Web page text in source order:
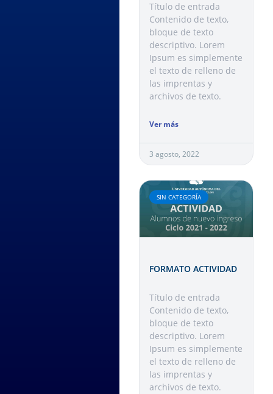
Título de entrada
Contenido de texto,
bloque de texto
descriptivo. Lorem
Ipsum es simplemente
el texto de relleno de
las imprentas y
archivos de texto.
Ver más
3 agosto, 2022
SIN CATEGORÍA
FORMATO ACTIVIDAD
Título de entrada
Contenido de texto,
bloque de texto
descriptivo. Lorem
Ipsum es simplemente
el texto de relleno de
las imprentas y
archivos de texto.